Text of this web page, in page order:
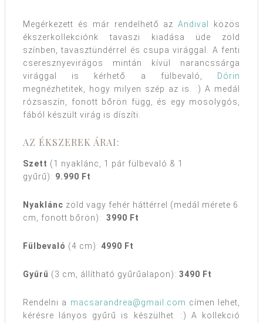
Megérkezett és már rendelhető azAndival
közös
ékszerkollekciónk tavaszi kiadása üde zöld
színben, tavasztündérrel és csupa virággal. A fenti
cseresznyevirágos mintán kívül narancssárga
virággal is kérhető a fülbevaló,
Dórin
megnézhetitek, hogy milyen szép az is. :) A medál
rózsaszín, fonott bőrön függ, és egy mosolygós,
fából készült virág is díszíti.
AZ ÉKSZEREK ÁRAI:
Szett (1 nyaklánc, 1 pár fülbevaló & 1
gyűrű): 9.990 Ft
Nyaklánc zöld vagy fehér háttérrel (medál mérete 6
cm, fonott bőrön):
3990 Ft
Fülbevaló (4 cm): 4990 Ft
Gyűrű (3 cm, állítható gyűrűalapon): 3490 Ft
Rendelni a macsarandrea@gmail.com címen lehet,
kérésre lányos gyűrű is készülhet. :) A kollekció